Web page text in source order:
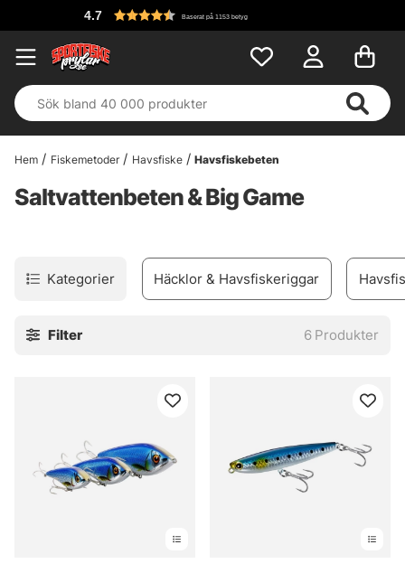
Baserat på 1153 betyg
Hem Fiskemetoder Havsfiske Havsfiskebeten
Saltvattenbeten & Big Game
Kategorier Häcklor & Havsfiskeriggar
Filter 6 Produkter